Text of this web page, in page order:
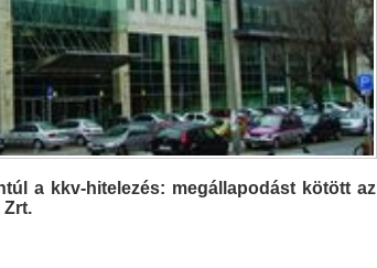
a kkv-hitelezés: megállapodást kötött az
Zrt.